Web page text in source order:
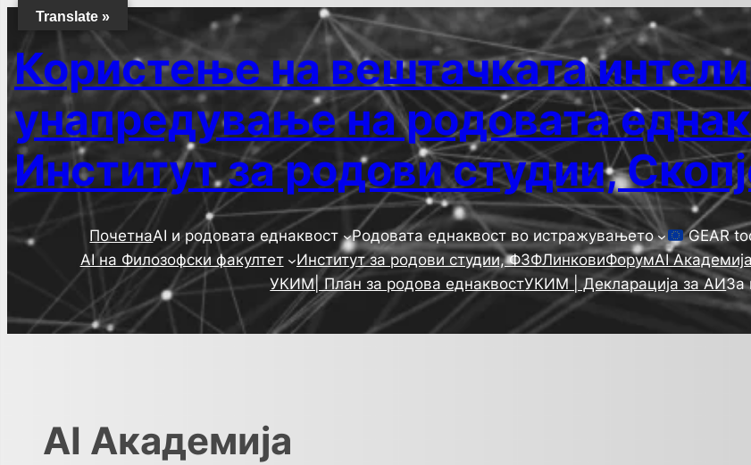
Користење на вештачката
унапредување на родовата
Институт за родови студии,
ПочетнаAI и родовата еднаквост Родовата еднаквост во истражувањето GEAR
AI на Филозофски факултет
Институт за родови студии, ФЗФЛинковиФорумAI
УКИМ| План за родова еднаквостУКИМ | Декларација за АИЗа
AI Академија
Translate »